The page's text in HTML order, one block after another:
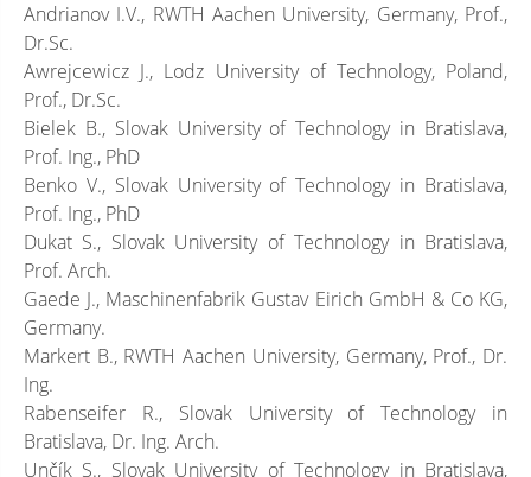
Andrianov I.V., RWTH Aachen University, Germany, Prof.,
Dr.Sc.
Awrejcewicz J., Lodz University of Technology, Poland,
Prof., Dr.Sc.
Bielek B., Slovak University of Technology in Bratislava,
Prof. Ing., PhD
Benko V., Slovak University of Technology in Bratislava,
Prof. Ing., PhD
Dukat S., Slovak University of Technology in Bratislava,
Prof. Arch.
Gaede J., Maschinenfabrik Gustav Eirich GmbH & Co KG,
Germany.
Markert B., RWTH Aachen University, Germany, Prof., Dr.
Ing.
Rabenseifer R., Slovak University of Technology in
Bratislava, Dr. Ing. Arch.
Unčík S., Slovak University of Technology in Bratislava,